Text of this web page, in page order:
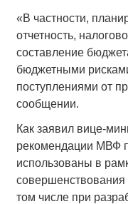
«В частности,
отчетность,
составление
бюджетными
поступлениями от
сообщении.
Как заявил вице-
рекомендации МВФ
использованы в
совершенствования
том числе при